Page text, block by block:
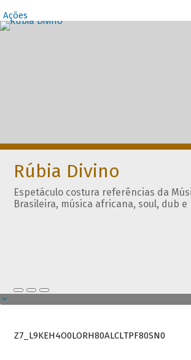
Ações
Rúbia Divino
Espetáculo costura referências da
Brasileira, música africana, soul, dub e
Z7_L9KEH4O0LORH80ALCLTPF80SN0